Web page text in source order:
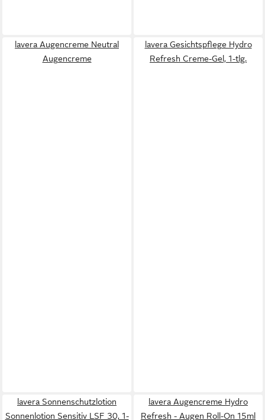
lavera Augencreme Neutral
Augencreme
lavera Gesichtspflege Hydro
Refresh Creme-Gel, 1-tlg.
lavera Sonnenschutzlotion
Sonnenlotion Sensitiv LSF 30, 1-
lavera Augencreme Hydro
Refresh - Augen Roll-On 15ml